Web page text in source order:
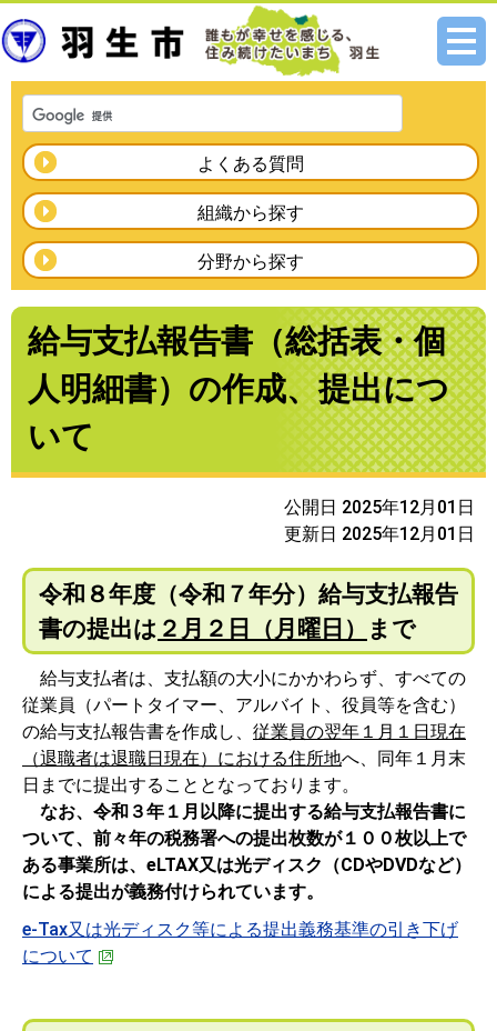
メニ
よくある質問
組織から探す
分野から探す
給与支払報告書（総括表・個
人明細書）の作成、提出につ
いて
公開日 2025年12月01日
更新日 2025年12月01日
令和８年度（令和７年分） 給与支払報告
書の提出は ２月２日（月曜日） まで
給与支払者は、支払額の大小にかかわらず、すべての
従業員（パートタイマー、アルバイト、役員等を含む）
の給与支払報告書を作成し、 従業員の翌年１月１日現在
（退職者は退職日現在）における住所地へ、同年１月末
日までに提出することとなっております。
なお、令和３年１月以降に提出する給与支払報告書に
ついて、前々年の税務署への提出枚数が１００枚以上で
ある事業所は、eLTAX又は光ディスク（CDやDVDなど）
による提出が義務付けられています。
e-Tax又は光ディスク等による提出義務基準の引き下げ
について